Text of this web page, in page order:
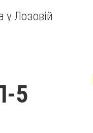
у Лозовій
5